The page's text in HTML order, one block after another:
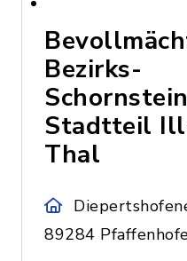
Bezirks-
Stadtteil
Thal
89284